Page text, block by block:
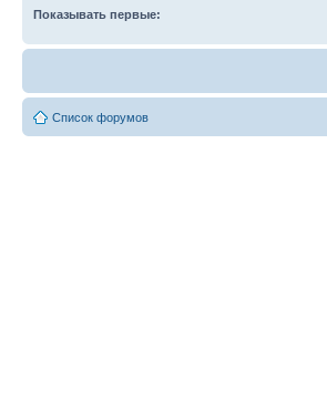
Показывать первые:
Список форумов